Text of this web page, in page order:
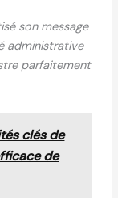
son message
administrative
parfaitement
clés de
de